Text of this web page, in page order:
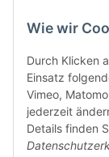
Wie wir
Durch Klicken
Einsatz
Vimeo,
jederzeit
Details finden
per Email nach